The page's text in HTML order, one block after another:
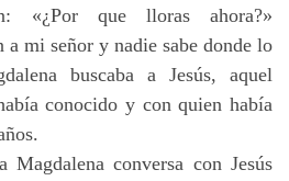
«¿Por que lloras ahora?»
a mi señor y nadie sabe donde lo
buscaba a Jesús, aquel
conocido y con quien había
Magdalena conversa con Jesús